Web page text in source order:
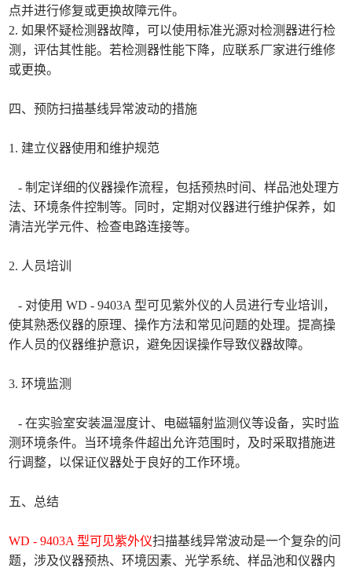
点并进行修复或更换故障元件。
2. 如果怀疑检测器故障，可以使用标准光源对检测器进行检
测，评估其性能。若检测器性能下降，应联系厂家进行维修
或更换。
四、预防扫描基线异常波动的措施
1. 建立仪器使用和维护规范
- 制定详细的仪器操作流程，包括预热时间、样品池处理方
法、环境条件控制等。同时，定期对仪器进行维护保养，如
清洁光学元件、检查电路连接等。
2. 人员培训
- 对使用 WD - 9403A 型可见紫外仪的人员进行专业培训，
使其熟悉仪器的原理、操作方法和常见问题的处理。提高操
作人员的仪器维护意识，避免因误操作导致仪器故障。
3. 环境监测
- 在实验室安装温湿度计、电磁辐射监测仪等设备，实时监
测环境条件。当环境条件超出允许范围时，及时采取措施进
行调整，以保证仪器处于良好的工作环境。
五、总结
WD - 9403A 型可见紫外仪扫描基线异常波动是一个复杂的问
题，涉及仪器预热、环境因素、光学系统、样品池和仪器内